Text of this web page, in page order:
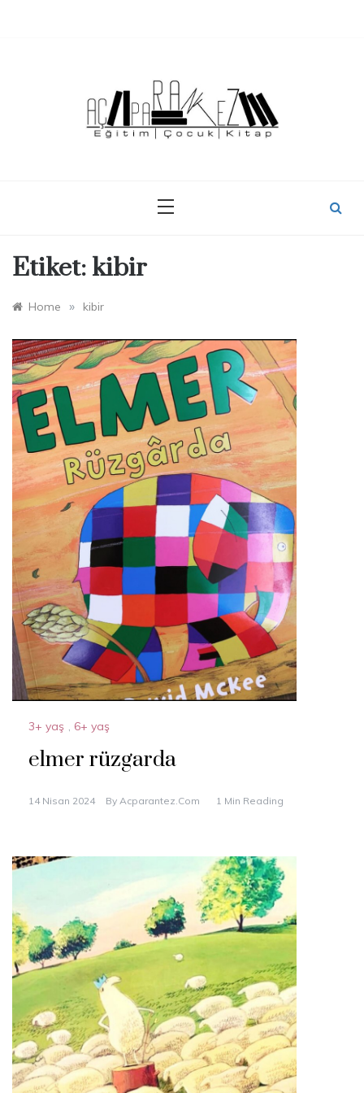
Etiket: kibir
Home » kibir
3+ yaş , 6+ yaş
elmer rüzgarda
14 Nisan 2024 By Acparantez.com 1 Min Reading